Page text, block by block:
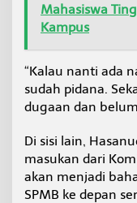
Mahasiswa
Kampus
“Kalau nanti ada
sudah pidana.
dugaan dan
Di sisi lain,
masukan dari
akan menjadi
SPMB ke depan